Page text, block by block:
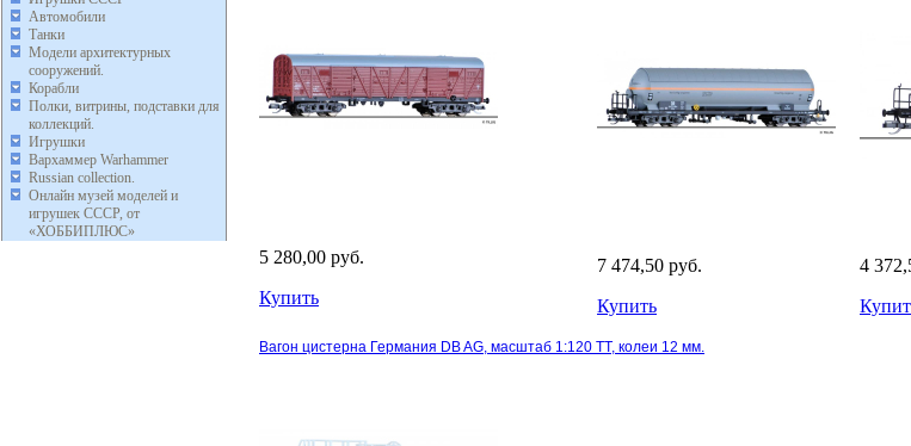
Автомобили
Танки
Модели архитектурных
сооружений.
Корабли
Полки, витрины, подставки для
коллекций.
Игрушки
Вархаммер Warhammer
Russian collection.
Онлайн музей моделей и
игрушек СССР, от
«ХОББИПЛЮС»
5 280,00 руб.
Купить
7 474,50 руб.
Купить
4
Вагон цистерна Германия DB AG, масштаб 1:120 TT, колеи 12 мм.